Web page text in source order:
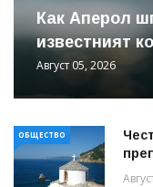
Как Аперол
известният
Август 05, 2026
ОБЩЕСТВО